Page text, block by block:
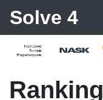
Solve 4
Ranking